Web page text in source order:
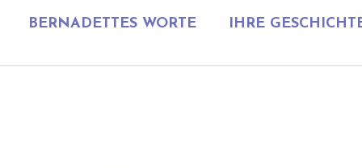
BERNADETTES WORTE IHRE